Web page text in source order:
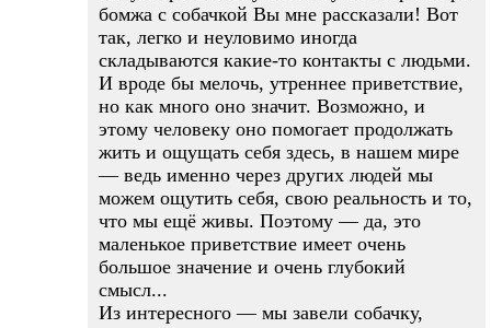
бомжа с собачкой Вы мне рассказали! Вот
так, легко и неуловимо иногда
складываются какие-то контакты с людьми.
И вроде бы мелочь, утреннее приветствие,
но как много оно значит. Возможно, и
этому человеку оно помогает продолжать
жить и ощущать себя здесь, в нашем мире
— ведь именно через других людей мы
можем ощутить себя, свою реальность и то,
что мы ещё живы. Поэтому — да, это
маленькое приветствие имеет очень
большое значение и очень глубокий
смысл...
Из интересного — мы завели собачку,